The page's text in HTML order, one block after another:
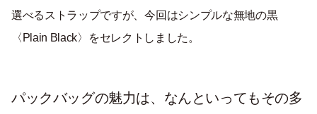
選べるストラップですが、今回はシンプルな無地の黒
〈Plain Black〉をセレクトしました。
パックバッグの魅力は、なんといってもその多